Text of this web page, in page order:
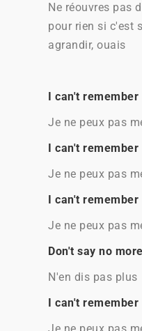
Ne réouvres pas
pour rien si c'est
agrandir, ouais
I can't remember
Je ne peux pas
I can't remember
Je ne peux pas
I can't remember
Je ne peux pas
Don't say no more
N'en dis pas plus
I can't remember